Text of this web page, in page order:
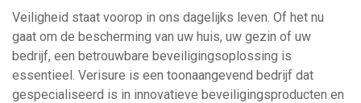
Veiligheid staat voorop in ons dagelijks leven. Of het nu
gaat om de bescherming van uw huis, uw gezin of uw
bedrijf, een betrouwbare beveiligingsoplossing is
essentieel. Verisure is een toonaangevend bedrijf dat
gespecialiseerd is in innovatieve beveiligingsproducten en